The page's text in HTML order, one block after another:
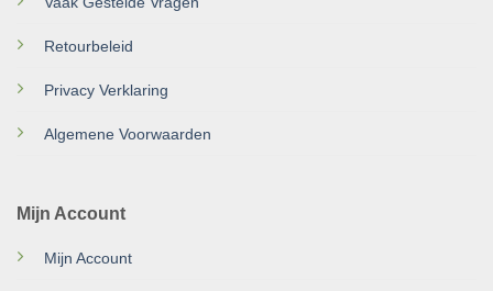
Retourbeleid
Privacy Verklaring
Algemene Voorwaarden
Mijn Account
Mijn Account